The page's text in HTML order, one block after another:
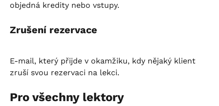
objedná kredity nebo vstupy.
Zrušení rezervace
E-mail, který přijde v okamžiku, kdy nějaký klient
zruší svou rezervaci na lekci.
Pro všechny lektory